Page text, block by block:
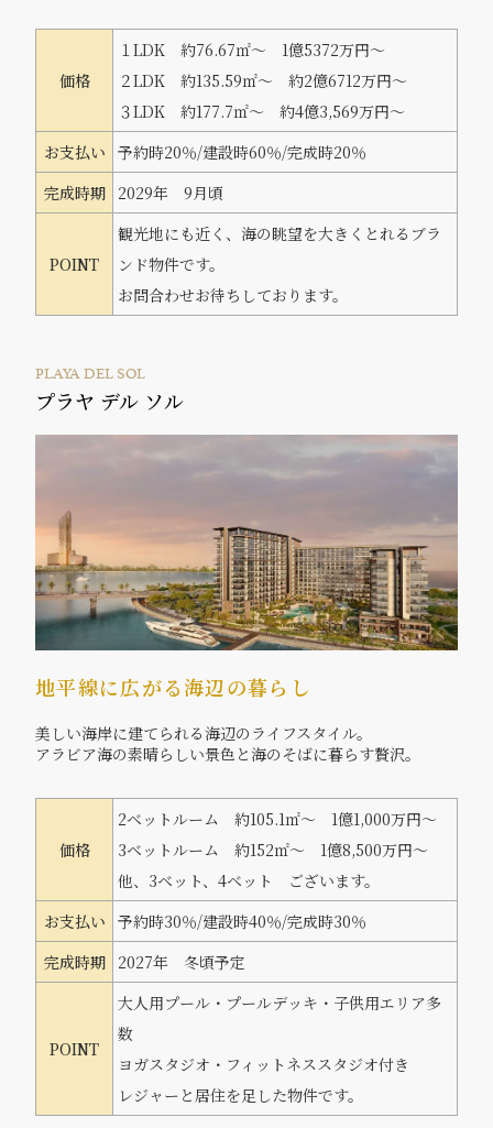
価格
１LDK 約76.67㎡～ 1億5372万円～
２LDK 約135.59㎡～ 約2億6712万円～
３LDK 約177.7㎡～ 約4億3,569万円～
お支払い 予約時20％/建設時60％/完成時20％
完成時期
2029年 9月頃
POINT
観光地にも近く、海の眺望を大きくとれるブラ
ンド物件です。
お問合わせお待ちしております。
PLAYA DEL SOL
プラヤ デル ソル
地平線に広がる海辺の暮らし
美しい海岸に建てられる海辺のライフスタイル。
アラビア海の素晴らしい景色と海のそばに暮らす贅沢。
価格
2ベットルーム 約105.1㎡～ 1億1,000万円～
3ベットルーム 約152㎡～ 1億8,500万円～
他、3ベット、4ベット ございます。
お支払い 予約時30％/建設時40％/完成時30％
完成時期
2027年 冬頃予定
POINT
大人用プール・プールデッキ・子供用エリア多
数
ヨガスタジオ・フィットネススタジオ付き
レジャーと居住を足した物件です。